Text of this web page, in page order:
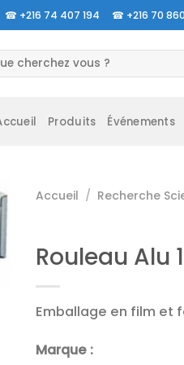
☎ +216 74 407 194 ☎ +216 70
:
Produits Événements
Accueil / Recherche
Rouleau Alu
Emballage en film et
Marque :